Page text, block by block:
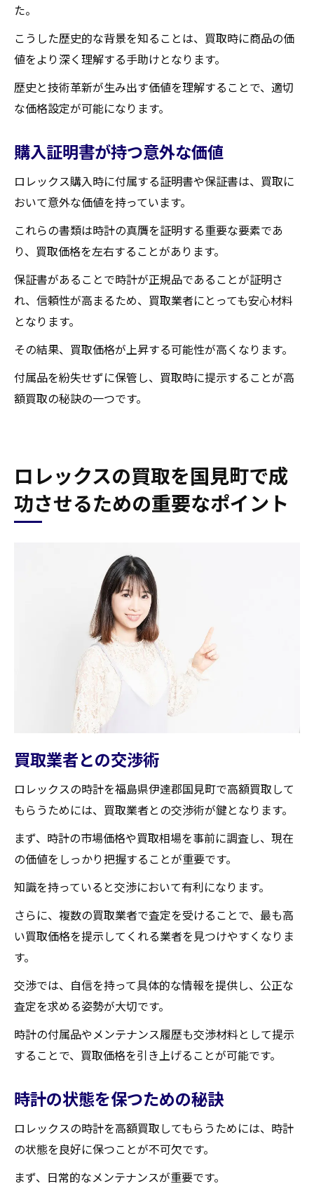
た。
こうした歴史的な背景を知ることは、買取時に商品の価
値をより深く理解する手助けとなります。
歴史と技術革新が生み出す価値を理解することで、適切
な価格設定が可能になります。
購入証明書が持つ意外な価値
ロレックス購入時に付属する証明書や保証書は、買取に
おいて意外な価値を持っています。
これらの書類は時計の真贋を証明する重要な要素であ
り、買取価格を左右することがあります。
保証書があることで時計が正規品であることが証明さ
れ、信頼性が高まるため、買取業者にとっても安心材料
となります。
その結果、買取価格が上昇する可能性が高くなります。
付属品を紛失せずに保管し、買取時に提示することが高
額買取の秘訣の一つです。
ロレックスの買取を国見町で成
功させるための重要なポイント
買取業者との交渉術
ロレックスの時計を福島県伊達郡国見町で高額買取して
もらうためには、買取業者との交渉術が鍵となります。
まず、時計の市場価格や買取相場を事前に調査し、現在
の価値をしっかり把握することが重要です。
知識を持っていると交渉において有利になります。
さらに、複数の買取業者で査定を受けることで、最も高
い買取価格を提示してくれる業者を見つけやすくなりま
す。
交渉では、自信を持って具体的な情報を提供し、公正な
査定を求める姿勢が大切です。
時計の付属品やメンテナンス履歴も交渉材料として提示
することで、買取価格を引き上げることが可能です。
時計の状態を保つための秘訣
ロレックスの時計を高額買取してもらうためには、時計
の状態を良好に保つことが不可欠です。
まず、日常的なメンテナンスが重要です。